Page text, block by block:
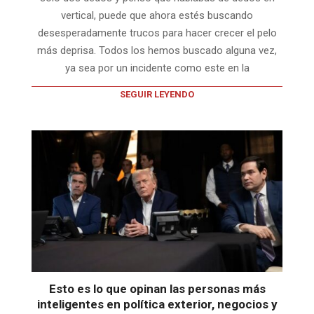
vertical, puede que ahora estés buscando
desesperadamente trucos para hacer crecer el pelo
más deprisa. Todos los hemos buscado alguna vez,
ya sea por un incidente como este en la
SEGUIR LEYENDO
Esto es lo que opinan las personas más
inteligentes en política exterior, negocios y